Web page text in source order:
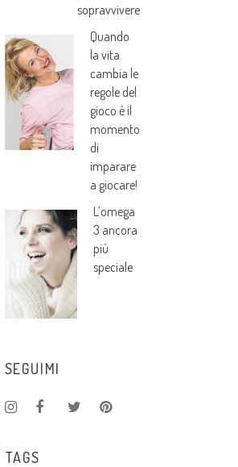
sopravvivere
Quando
la vita
cambia le
regole del
gioco è il
momento
di
imparare
a giocare!
L’omega
3 ancora
più
speciale
SEGUIMI
TAGS